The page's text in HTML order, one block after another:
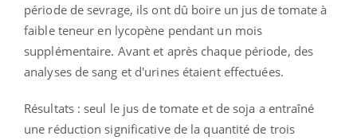
période de sevrage, ils ont dû boire un jus de tomate à
faible teneur en lycopène pendant un mois
supplémentaire. Avant et après chaque période, des
analyses de sang et d'urines étaient effectuées.
Résultats : seul le jus de tomate et de soja a entraîné
une réduction significative de la quantité de trois